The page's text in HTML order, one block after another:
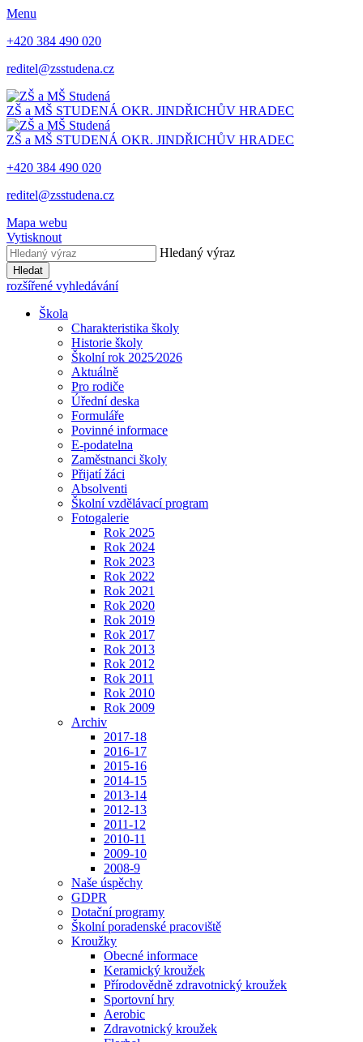
Menu
+420 384 490 020
reditel@zsstudena.cz
ZŠ a MŠ STUDENÁ OKR. JINDŘICHŮV HRADEC
ZŠ a MŠ STUDENÁ OKR. JINDŘICHŮV HRADEC
+420 384 490 020
reditel@zsstudena.cz
Mapa webu
Vytisknout
Hledaný výraz
Hledat
rozšířené vyhledávání
Škola
Charakteristika školy
Historie školy
Školní rok 2025⁄2026
Aktuálně
Pro rodiče
Úřední deska
Formuláře
Povinné informace
E-podatelna
Zaměstnanci školy
Přijatí žáci
Absolventi
Školní vzdělávací program
Fotogalerie
Rok 2025
Rok 2024
Rok 2023
Rok 2022
Rok 2021
Rok 2020
Rok 2019
Rok 2017
Rok 2013
Rok 2012
Rok 2011
Rok 2010
Rok 2009
Archiv
2017-18
2016-17
2015-16
2014-15
2013-14
2012-13
2011-12
2010-11
2009-10
2008-9
Naše úspěchy
GDPR
Dotační programy
Školní poradenské pracoviště
Kroužky
Obecné informace
Keramický kroužek
Přírodovědně zdravotnický kroužek
Sportovní hry
Aerobic
Zdravotnický kroužek